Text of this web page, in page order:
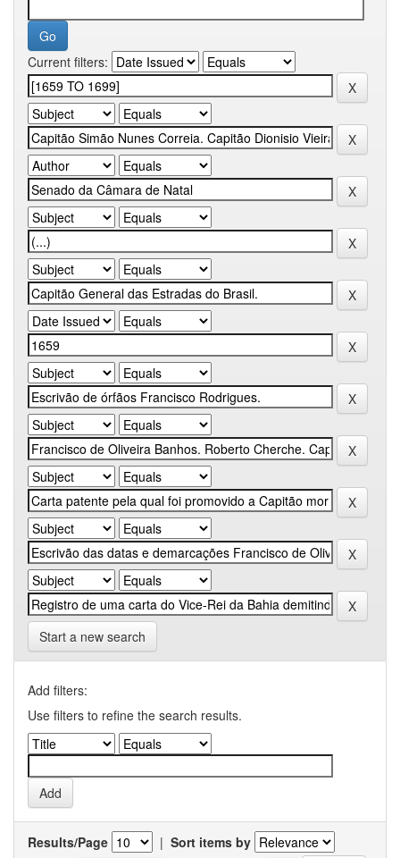
Current filters:
Start a new search
Add filters:
Use filters to refine the search results.
Results/Page | Sort items by